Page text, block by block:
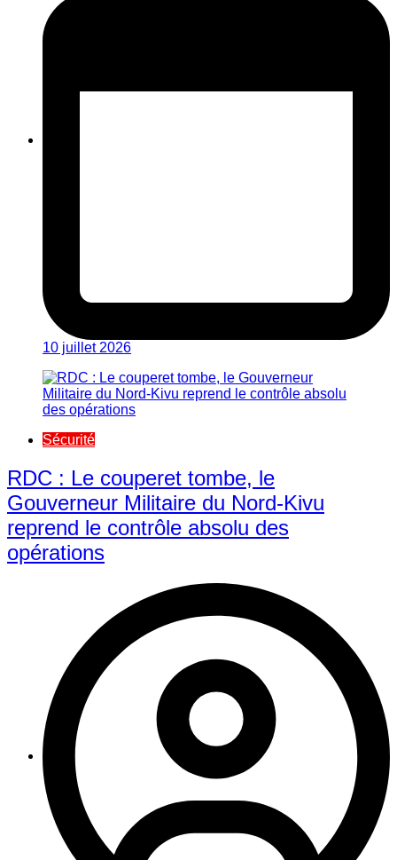
10 juillet 2026
Sécurité
RDC : Le couperet tombe, le
Gouverneur Militaire du Nord-Kivu
reprend le contrôle absolu des
opérations